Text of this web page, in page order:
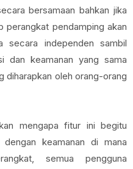
bersamaan bahkan jika
perangkat pendamping akan
secara independen sambil
dan keamanan yang sama
diharapkan oleh orang-orang
mengapa fitur ini begitu
keamanan di mana
semua pengguna